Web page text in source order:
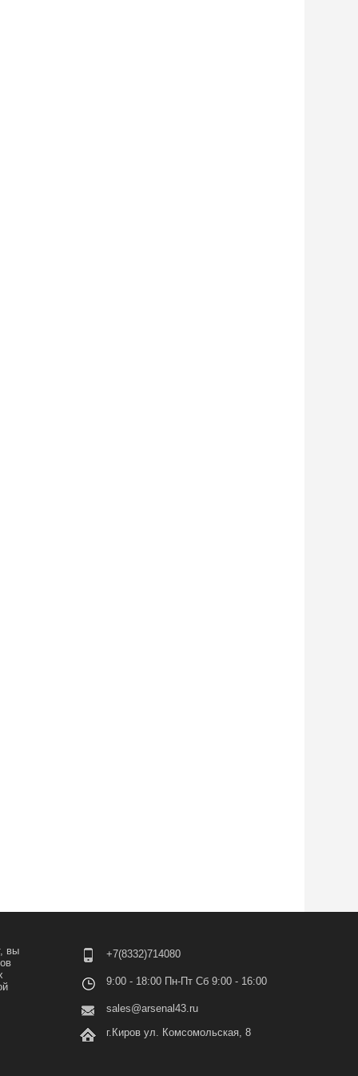
вы
+7(8332)714080
9:00 - 18:00 Пн-Пт Сб 9:00 - 16:00
sales@arsenal43.ru
г.Киров ул. Комсомольская, 8